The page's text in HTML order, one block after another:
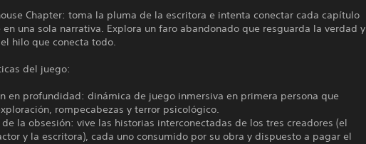
Chapter: toma la pluma de la escritora e intenta conectar cada capítulo
en una sola narrativa. Explora un faro abandonado que resguarda la verdad y
hilo que conecta todo.
del juego:
en profundidad: dinámica de juego inmersiva en primera persona que
rompecabezas y terror psicológico.
la obsesión: vive las historias interconectadas de los tres creadores (el
y la escritora), cada uno consumido por su obra y dispuesto a pagar el